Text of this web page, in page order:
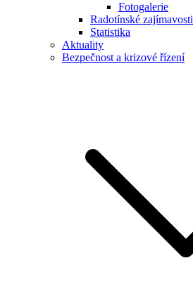
Fotogalerie
Radotínské zajímavosti
Statistika
Aktuality
Bezpečnost a krizové řízení